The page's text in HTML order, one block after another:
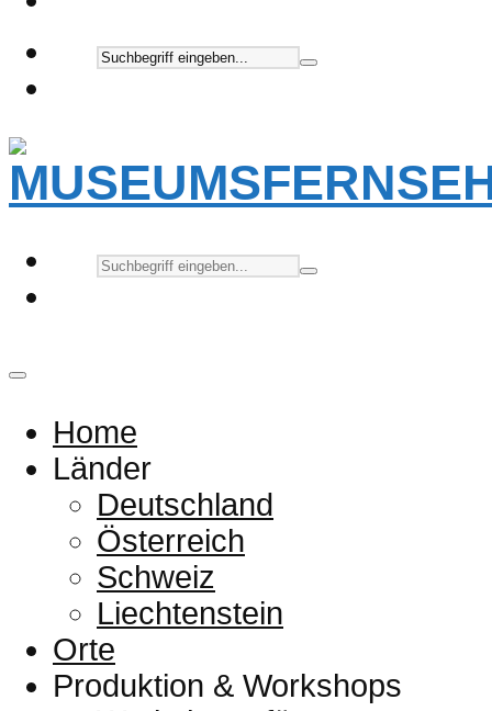
Home
Länder
Deutschland
Österreich
Schweiz
Liechtenstein
Orte
Produktion & Workshops